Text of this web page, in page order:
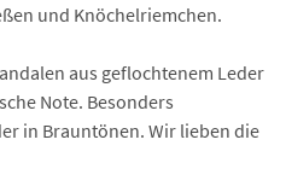
und Knöchelriemchen.
aus geflochtenem Leder
Note. Besonders
in Brauntönen. Wir lieben die